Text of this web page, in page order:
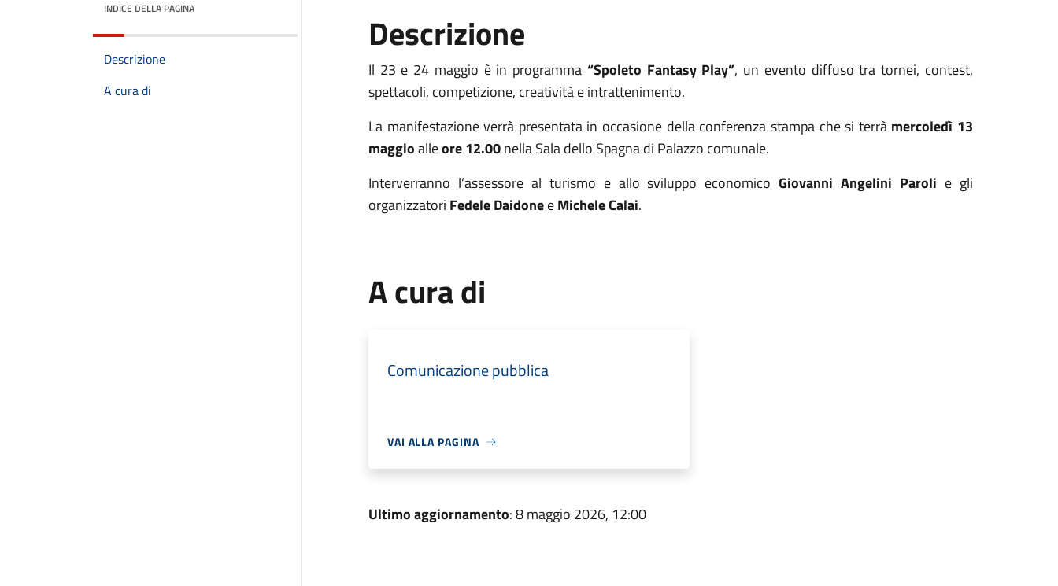
INDICE DELLA PAGINA
Descrizione
A cura di
Descrizione
Il 23 e 24 maggio è in programma “Spoleto Fantasy Play”, un evento diffuso tra tornei, contest,
spettacoli, competizione, creatività e intrattenimento.
La manifestazione verrà presentata in occasione della conferenza stampa che si terrà mercoledì 13
maggioalleore 12.00nella Sala dello Spagna di Palazzo comunale.
Interverranno l’assessore al turismo e allo sviluppo economicoGiovanni Angelini Paroli e gli
organizzatori Fedele DaidoneeMichele Calai.
A cura di
Comunicazione pubblica
VAI ALLA PAGINA
Ultimo aggiornamento: 8 maggio 2026, 12:00